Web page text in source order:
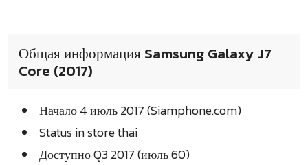
Общая информация Samsung Galaxy J7
Core (2017)
Начало 4 июль 2017 (Siamphone.com)
Status in store thai
Доступно Q3 2017 (июль 60)